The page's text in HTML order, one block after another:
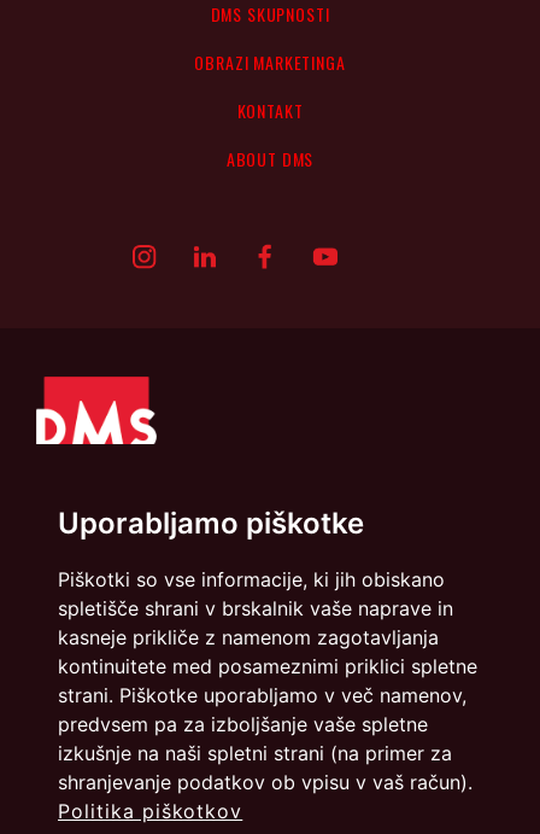
Uporabljamo piškotke
Piškotki so vse informacije, ki jih obiskano
spletišče shrani v brskalnik vaše naprave in
kasneje prikliče z namenom zagotavljanja
kontinuitete med posameznimi priklici spletne
strani. Piškotke uporabljamo v več namenov,
predvsem pa za izboljšanje vaše spletne
izkušnje na naši spletni strani (na primer za
shranjevanje podatkov ob vpisu v vaš račun).
Politika piškotkov
DMS SKUPNOSTI
OBRAZI MARKETINGA
KONTAKT
ABOUT DMS
Politika zasebnosti Piškotki
info@dmslo.si
Društvo za marketing Slovenije - DMS | Dimičeva ulica 13 |
1000 Ljubljana
Načrtovanje in izvedba: Vareo